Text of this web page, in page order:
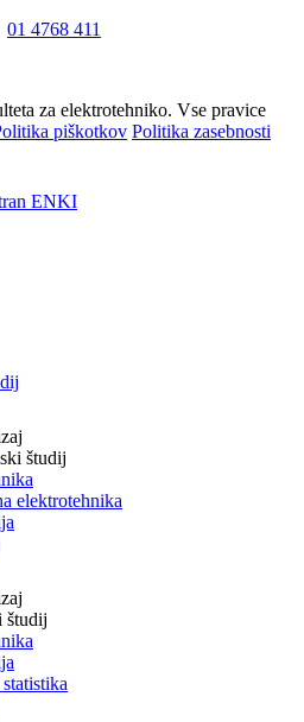
01 4768 411
za elektrotehniko. Vse pravice
piškotkov Politika zasebnosti
ENKI
študij
elektrotehnika
študij